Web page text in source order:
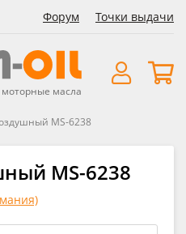
Форум Точки выдачи
масла
MS-6238
MS-6238